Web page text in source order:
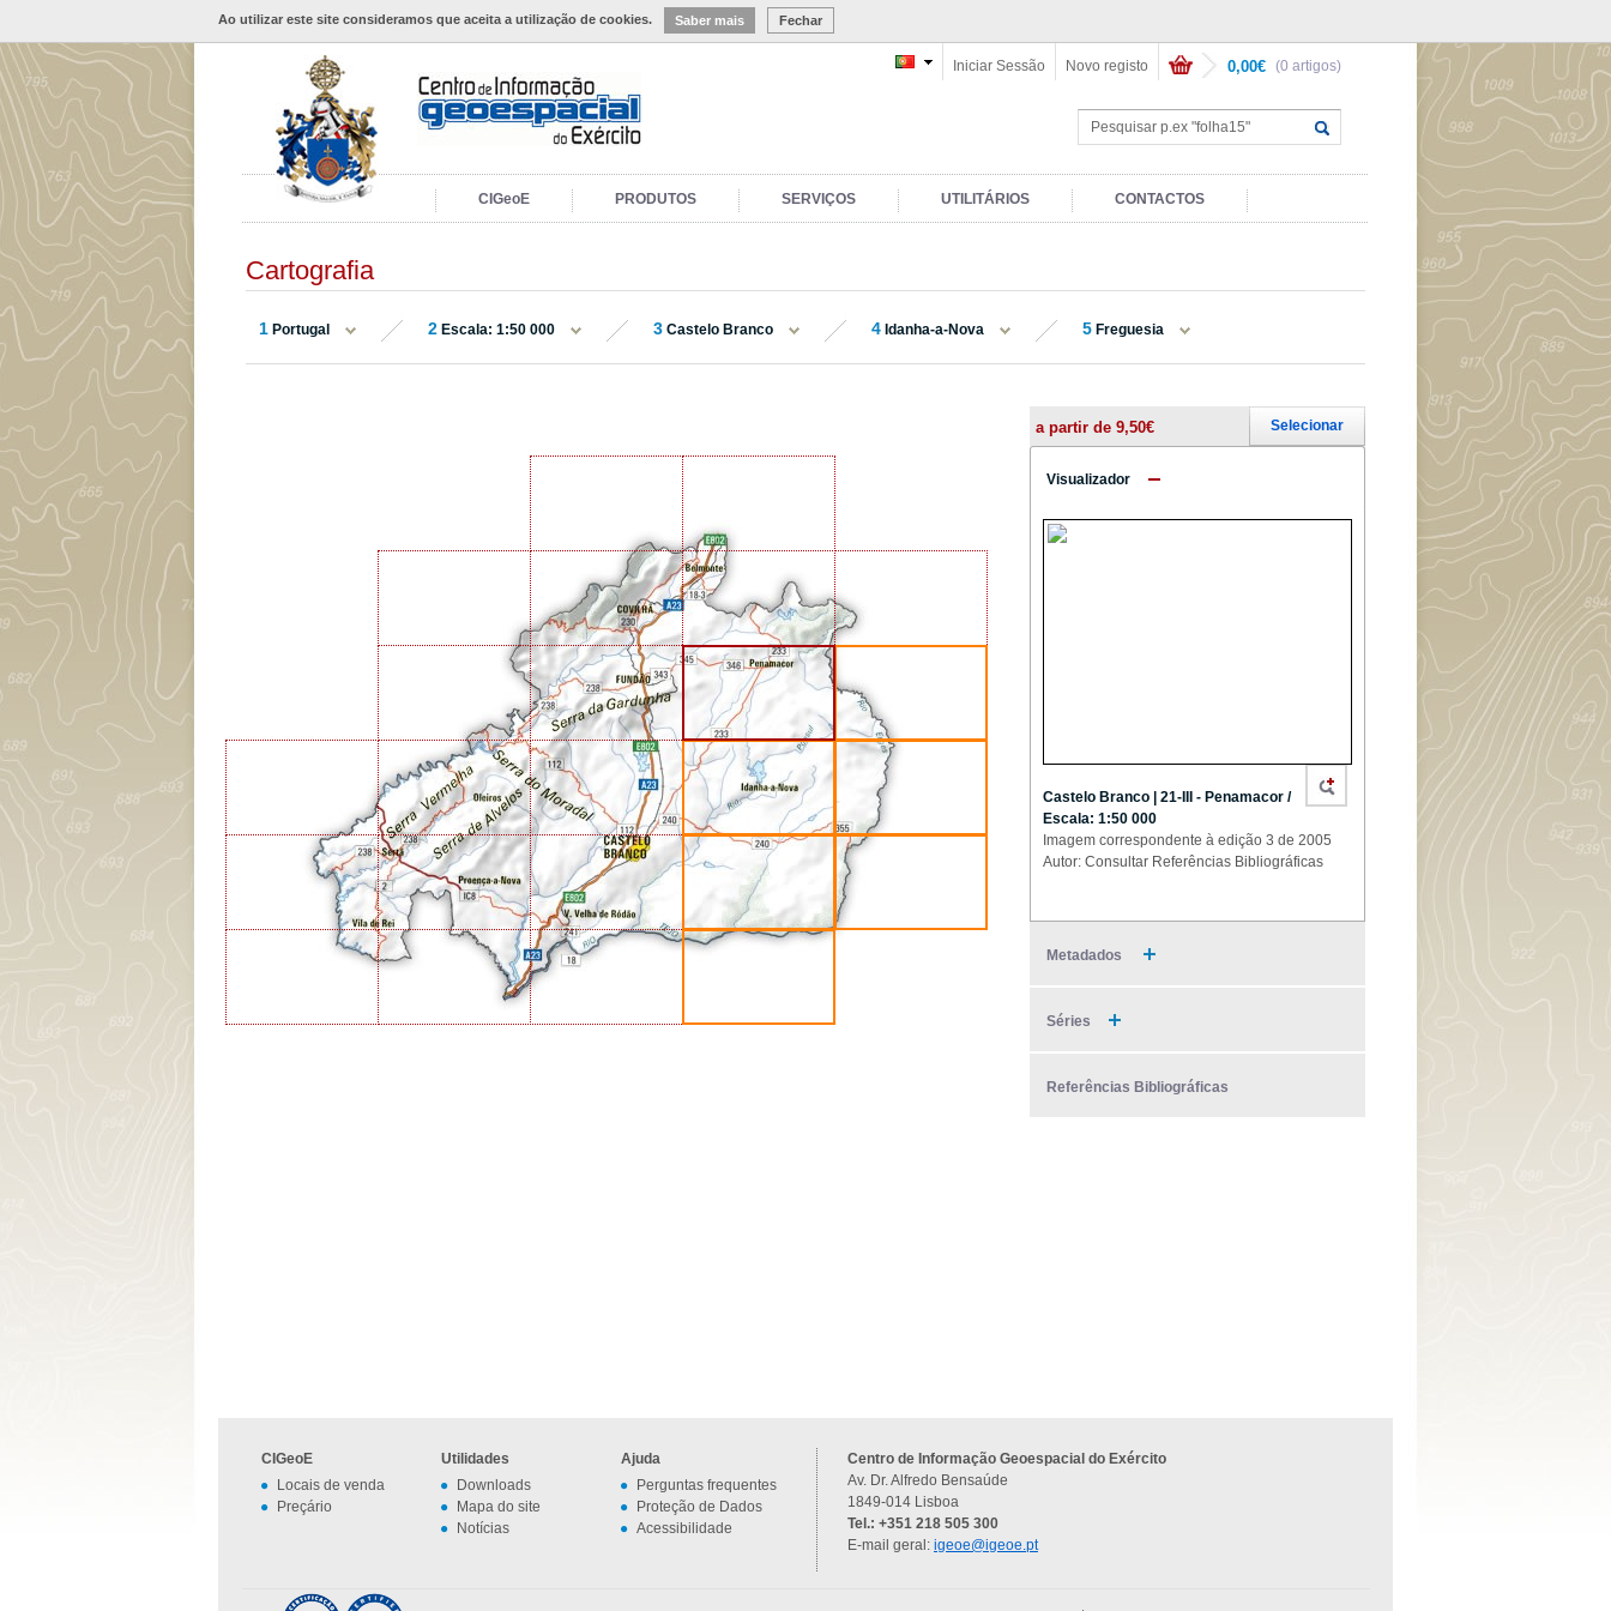
Ao utilizar este site consideramos que aceita a utilização de cookies. Saber mais Fechar
(0 artigos)
0,00€
Novo registo
Iniciar Sessão
CIGeoE PRODUTOS SERVIÇOS UTILITÁRIOS CONTACTOS
Cartografia
1 Portugal 2 Escala: 1:50 000 3 Castelo Branco 4 Idanha-a-Nova 5 Freguesia
a partir de 9,50€ Selecionar
Visualizador
Castelo Branco | 21-III - Penamacor /
Escala: 1:50 000
Imagem correspondente à edição 3 de 2005
Autor: Consultar Referências Bibliográficas
Metadados
Séries
Referências Bibliográficas
CIGeoE
Locais de venda
Preçário
Utilidades
Downloads
Mapa do site
Notícias
Ajuda
Perguntas frequentes
Proteção de Dados
Acessibilidade
Centro de Informação Geoespacial do Exército
Av. Dr. Alfredo Bensaúde
1849-014 Lisboa
Tel.: +351 218 505 300
E-mail geral: igeoe@igeoe.pt